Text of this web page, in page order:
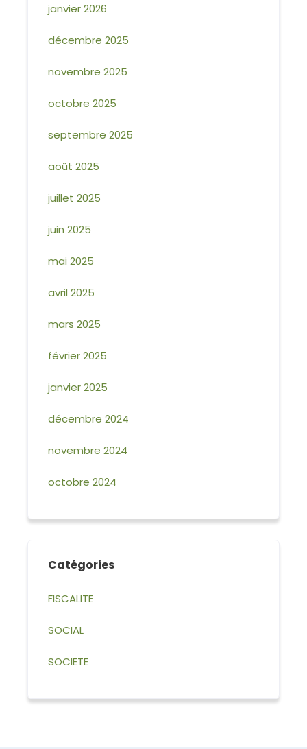
janvier 2026
décembre 2025
novembre 2025
octobre 2025
septembre 2025
août 2025
juillet 2025
juin 2025
mai 2025
avril 2025
mars 2025
février 2025
janvier 2025
décembre 2024
novembre 2024
octobre 2024
Catégories
FISCALITE
SOCIAL
SOCIETE